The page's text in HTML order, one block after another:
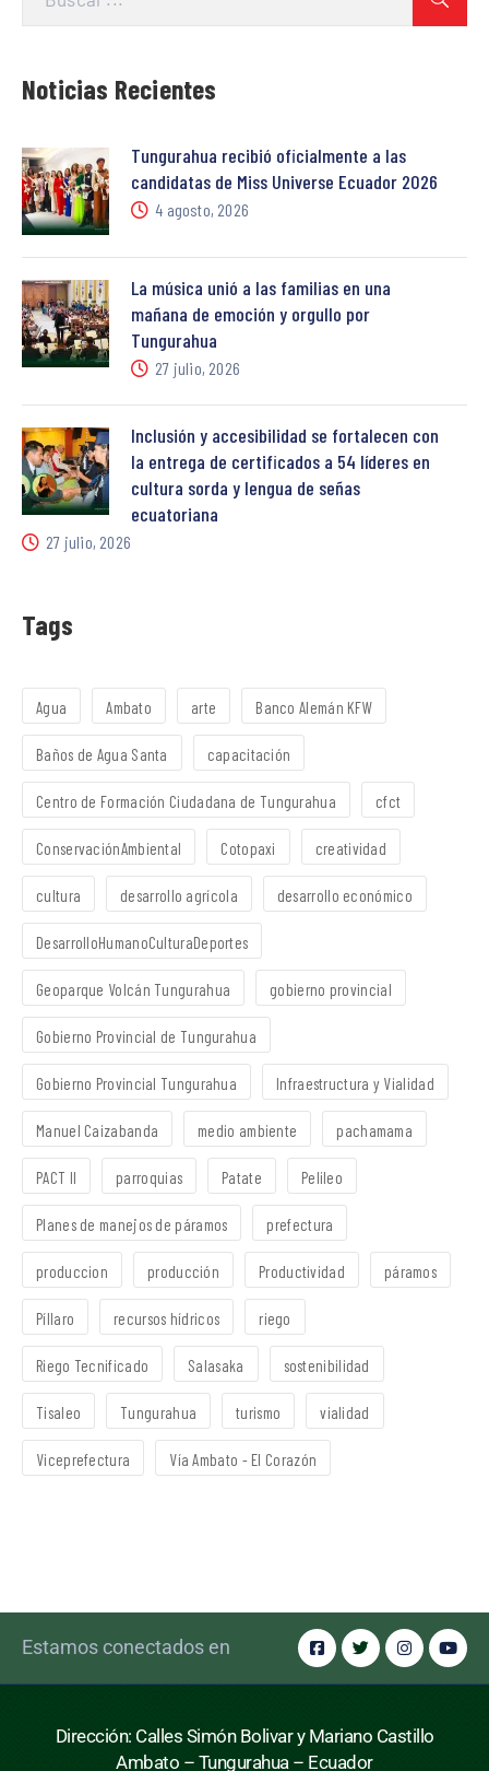
Noticias Recientes
Tungurahua recibió oficialmente a las
candidatas de Miss Universe Ecuador 2026
4 agosto, 2026
La música unió a las familias en una
mañana de emoción y orgullo por
Tungurahua
27 julio, 2026
Inclusión y accesibilidad se fortalecen con
la entrega de certificados a 54 líderes en
cultura sorda y lengua de señas
ecuatoriana
27 julio, 2026
Tags
Agua Ambato arte Banco Alemán KFW
Baños de Agua Santa capacitación
Centro de Formación Ciudadana de Tungurahua cfct
ConservaciónAmbiental Cotopaxi creatividad
cultura desarrollo agrícola desarrollo económico
DesarrolloHumanoCulturaDeportes
Geoparque Volcán Tungurahua gobierno provincial
Gobierno Provincial de Tungurahua
Gobierno Provincial Tungurahua Infraestructura y Vialidad
Manuel Caizabanda medio ambiente pachamama
PACT II parroquias Patate Pelileo
Planes de manejos de páramos prefectura
produccion producción Productividad páramos
Píllaro recursos hídricos riego
Riego Tecnificado Salasaka sostenibilidad
Tisaleo Tungurahua turismo vialidad
Viceprefectura Vía Ambato - El Corazón
Estamos conectados en
Dirección: Calles Simón Bolivar y Mariano Castillo
Ambato – Tungurahua – Ecuador